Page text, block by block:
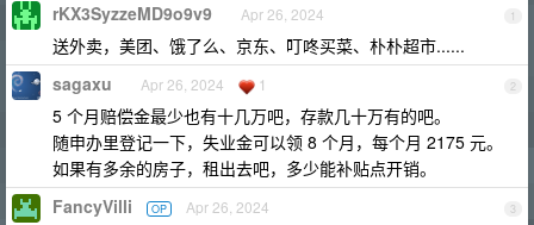
1
rKX3SyzzeMD9o9v9 Apr 26, 2024
送外卖，美团、饿了么、京东、叮咚买菜、朴朴超市......
2
sagaxu Apr 26, 2024 1
5 个月赔偿金最少也有十几万吧，存款几十万有的吧。
随申办里登记一下，失业金可以领 8 个月，每个月 2175 元。
如果有多余的房子，租出去吧，多少能补贴点开销。
3
FancyVilli OP Apr 26, 2024